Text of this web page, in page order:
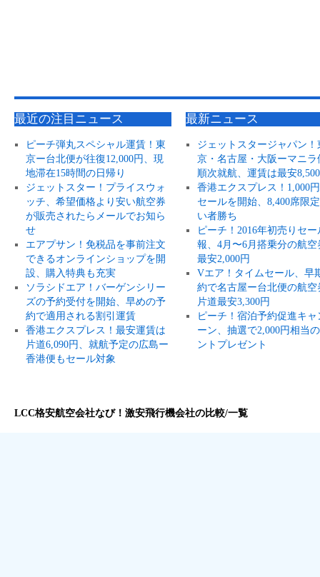
最近の注目ニュース
ピーチ弾丸スペシャル運賃！東
京ー台北便が往復12,000円、現
地滞在15時間の日帰り
ジェットスター！プライスウォ
ッチ、希望価格より安い航空券
が販売されたらメールでお知ら
せ
エアプサン！免税品を事前注文
できるオンラインショップを開
設、購入特典も充実
ソラシドエア！バーゲンシリー
ズの予約受付を開始、早めの予
約で適用される割引運賃
香港エクスプレス！最安運賃は
片道6,090円、就航予定の広島ー
香港便もセール対象
最新ニュース
ジェットスタージャパン！
京・名古屋・大阪ーマニラ
順次就航、運賃は最安
香港エクスプレス！1,000
セールを開始、8,400席限
い者勝ち
ピーチ！2016年初売りセー
報、4月〜6月搭乗分の航空
最安2,000円
Vエア！タイムセール、早
約で名古屋ー台北便の航空
片道最安3,300円
ピーチ！宿泊予約促進キャ
ーン、抽選で2,000円相当
ントプレゼント
LCC格安航空会社なび！激安飛行機会社の比較/一覧